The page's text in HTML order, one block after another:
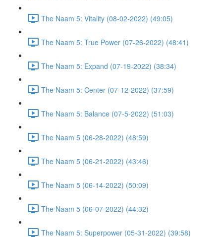
The Naam 5: Vitality (08-02-2022) (49:05)
The Naam 5: True Power (07-26-2022) (48:41)
The Naam 5: Expand (07-19-2022) (38:34)
The Naam 5: Center (07-12-2022) (37:59)
The Naam 5: Balance (07-5-2022) (51:03)
The Naam 5 (06-28-2022) (48:59)
The Naam 5 (06-21-2022) (43:46)
The Naam 5 (06-14-2022) (50:09)
The Naam 5 (06-07-2022) (44:32)
The Naam 5: Superpower (05-31-2022) (39:58)